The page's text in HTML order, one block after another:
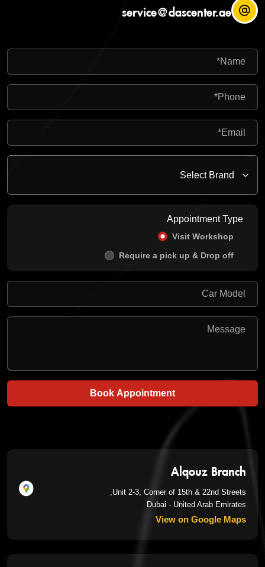
service@dascenter.ae
Appointment Type
Visit Workshop
Require a pick up & Drop off
Book Appointment
Alqouz Branch
Unit 2-3, Corner of 15th & 22nd Streets,
Dubai - United Arab Emirates
View on Google Maps